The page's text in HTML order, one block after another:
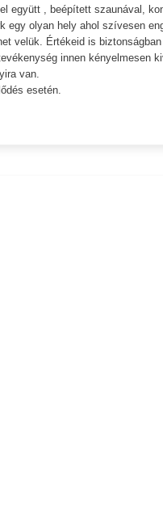
együtt , beépített szaunával,
egy olyan hely ahol szívesen
velük. Értékeid is
innen kényelmesen
van.
esetén.